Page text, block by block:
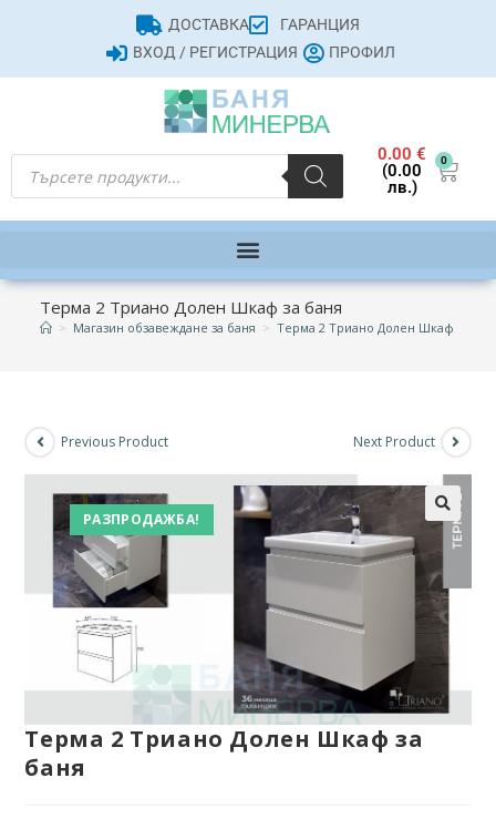
ДОСТАВКА
ГАРАНЦИЯ
ВХОД / РЕГИСТРАЦИЯ
ПРОФИЛ
0.00€
(0.00
лв.)
0
Терма 2 Триано Долен Шкаф за баня
> Магазин обзавеждане за баня > Терма 2 Триано Долен Шкаф за
РАЗПРОДАЖБА!
Previous Product Next Product
Терма 2 Триано Долен Шкаф за
баня